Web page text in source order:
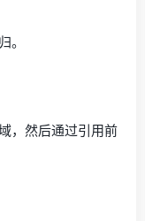
。
，然后通过引用前